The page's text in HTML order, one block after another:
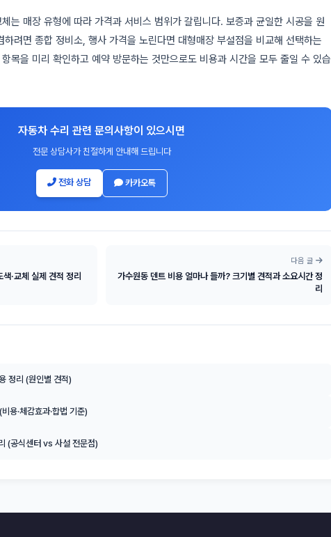
는 매장 유형에 따라 가격과 서비스 범위가 갈립니다. 보증과 균일한 시공을 원
려면 종합 정비소, 행사 가격을 노린다면 대형매장 부설점을 비교해 선택하는
목을 미리 확인하고 예약 방문하는 것만으로도 비용과 시간을 모두 줄일 수 있습
자동차 수리 관련 문의사항이 있으시면
전문 상담사가 친절하게 안내해 드립니다
전화 상담 카카오톡
·교체 실제 견적 정리
다음 글
가수원동 덴트 비용 얼마나 들까? 크기별 견적과 소요시간 정
리
정리 (원인별 견적)
용·체감효과·합법 기준)
(공식센터 vs 사설 전문점)